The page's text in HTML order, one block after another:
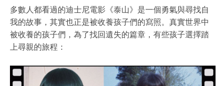
多數人都看過的迪士尼電影《泰山》是一個勇氣與尋找自
我的故事，其實也正是被收養孩子們的寫照。真實世界中
被收養的孩子們，為了找回遺失的篇章，有些孩子選擇踏
上尋親的旅程：